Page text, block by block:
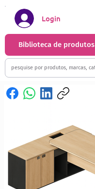
Biblioteca de produtos
Login